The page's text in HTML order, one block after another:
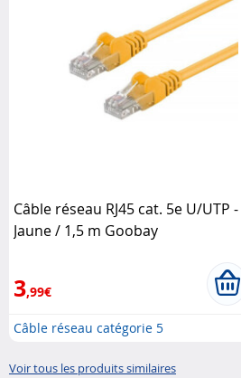
Câble réseau RJ45 cat. 5e U/UTP -
Jaune / 1,5 m Goobay
3,99€
Câble réseau catégorie 5
Voir tous les produits similaires